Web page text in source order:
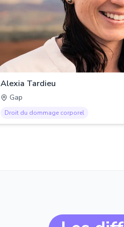
Alexia Tardieu
Gap
Droit du dommage corporel